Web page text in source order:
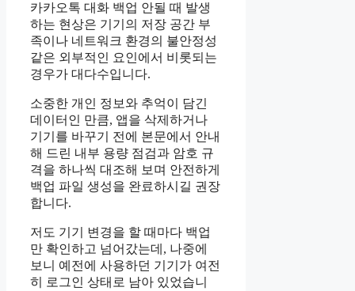
카카오톡 대화 백업 안될 때 발생
하는 현상은 기기의 저장 공간 부
족이나 네트워크 환경의 불안정성
같은 외부적인 요인에서 비롯되는
경우가 대다수입니다.
소중한 개인 정보와 추억이 담긴
데이터인 만큼, 앱을 삭제하거나
기기를 바꾸기 전에 본문에서 안내
해 드린 내부 용량 점검과 암호 규
격을 하나씩 대조해 보며 안전하게
백업 파일 생성을 완료하시길 권장
합니다.
저도 기기 변경을 할 때마다 백업
만 확인하고 넘어갔는데, 나중에
보니 예전에 사용하던 기기가 여전
히 로그인 상태로 남아 있었습니